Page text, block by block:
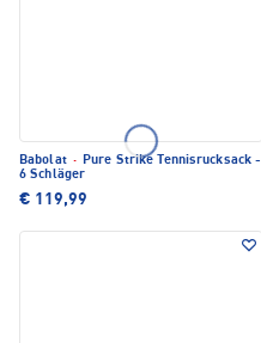
Babolat · Pure Strike Tennisrucksack -
6 Schläger
€ 119,99